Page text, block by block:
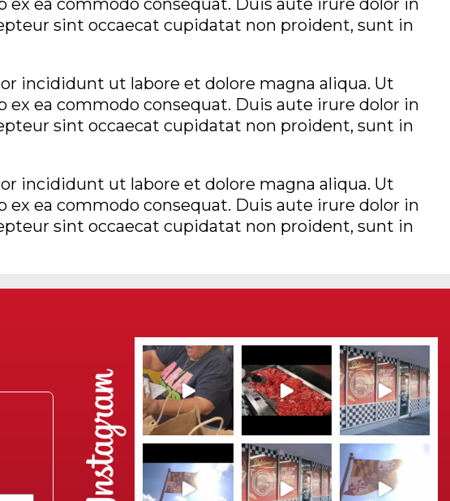
ea commodo consequat. Duis aute irure dolor in
sint occaecat cupidatat non proident, sunt in
incididunt ut labore et dolore magna aliqua. Ut
ea commodo consequat. Duis aute irure dolor in
sint occaecat cupidatat non proident, sunt in
incididunt ut labore et dolore magna aliqua. Ut
ea commodo consequat. Duis aute irure dolor in
sint occaecat cupidatat non proident, sunt in